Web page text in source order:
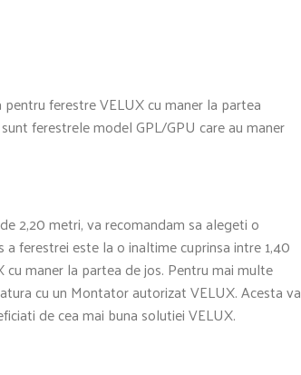
ferestre VELUX cu maner la partea
ferestrele model GPL/GPU care au maner
2,20 metri, va recomandam sa alegeti o
ferestrei este la o inaltime cuprinsa intre 1,40
maner la partea de jos. Pentru mai multe
cu un Montator autorizat VELUX. Acesta va
de cea mai buna solutiei VELUX.